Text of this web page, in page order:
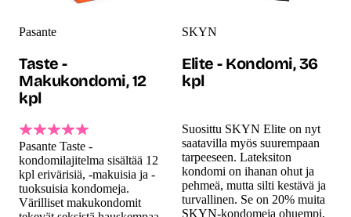
Pasante
Taste -
Makukondomi, 12
kpl
Pasante Taste -
kondomilajitelma sisältää 12
kpl erivärisiä, -makuisia ja -
tuoksuisia kondomeja.
Värilliset makukondomit
SKYN
Elite - Kondomi, 36
kpl
Suosittu SKYN Elite on nyt
saatavilla myös suurempaan
tarpeeseen. Lateksiton
kondomi on ihanan ohut ja
pehmeä, mutta silti kestävä ja
turvallinen. Se on 20% muita
SKYN-kondomeja ohuempi,